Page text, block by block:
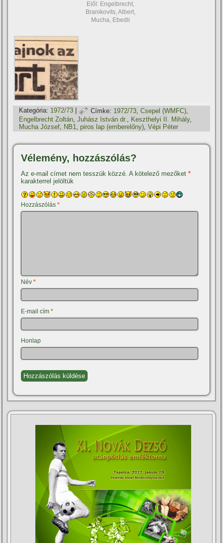
Elől: Engelbrecht,
Branikovits, Albert,
Mucha, Ebedli
Kategória: 1972/73 | Címke: 1972/73 ,Csepel (WMFC)
Engelbrecht Zoltán,Juhász István dr., Keszthelyi II. Mihály,
Mucha József, NB1,piros lap (emberelőny),Vépi Péter
Vélemény, hozzászólás?
Az e-mail címet nem tesszük közzé. A kötelező mezőket*
karakterrel jelöltük
Hozzászólás*
Név*
E-mail cím*
Honlap